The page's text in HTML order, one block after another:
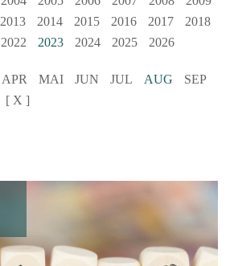
2013 2014 2015 2016 2017
2018
2022 2023 2024 2025 2026
APR MAI JUN JUL AUG
SEP
[ X ]